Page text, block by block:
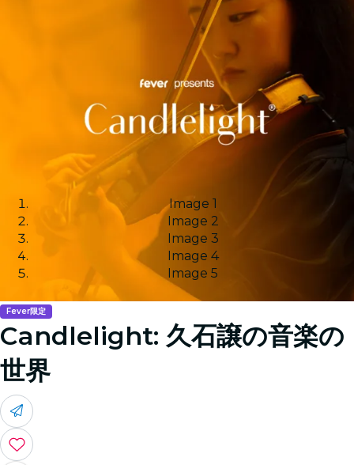
Image 1
Image 2
Image 3
Image 4
Image 5
Fever限定
Candlelight: 久石譲の音楽の
世界